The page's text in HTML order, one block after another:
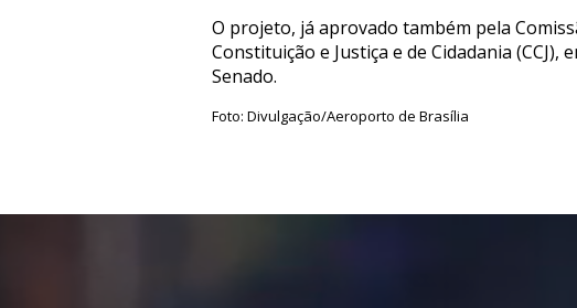
O projeto, já aprovado também pela
Constituição e Justiça e de Cidadania
Senado.
Foto: Divulgação/Aeroporto de Brasília